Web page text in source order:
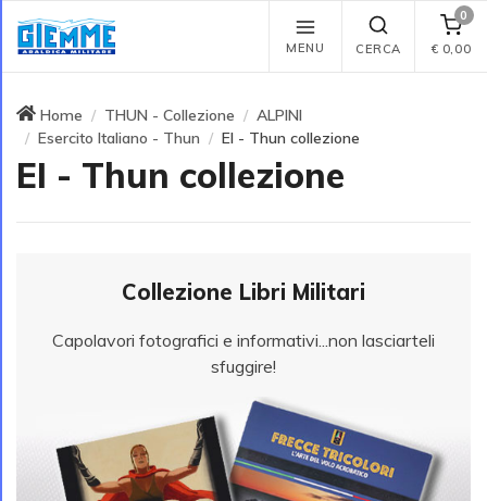
MENU CERCA
0
€ 0,00
Home THUN - Collezione
ALPINI
Esercito Italiano - Thun
EI - Thun collezione
EI - Thun collezione
Collezione Libri Militari
Capolavori fotografici e informativi...non lasciarteli
sfuggire!